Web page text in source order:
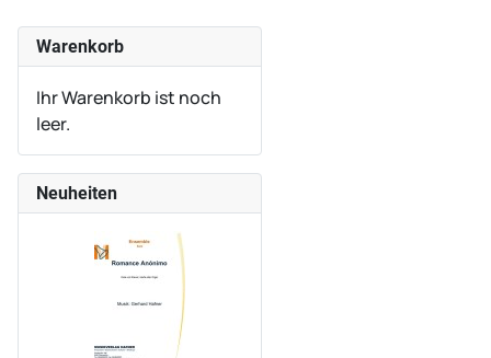
Warenkorb
Ihr Warenkorb ist noch
leer.
Neuheiten